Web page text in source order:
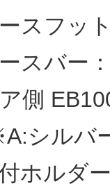
フット
バー：
側
バー、
ルダー